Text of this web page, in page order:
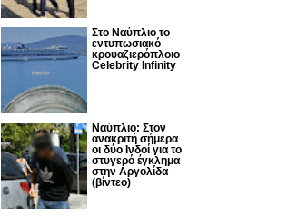
Στο Ναύπλιο το
εντυπωσιακό
κρουαζιερόπλοιο
Celebrity Infinity
Nαύπλιο: Στον
ανακριτή σήμερα
οι δύο Ινδοί για το
στυγερό έγκλημα
στην Αργολίδα
(βίντεο)